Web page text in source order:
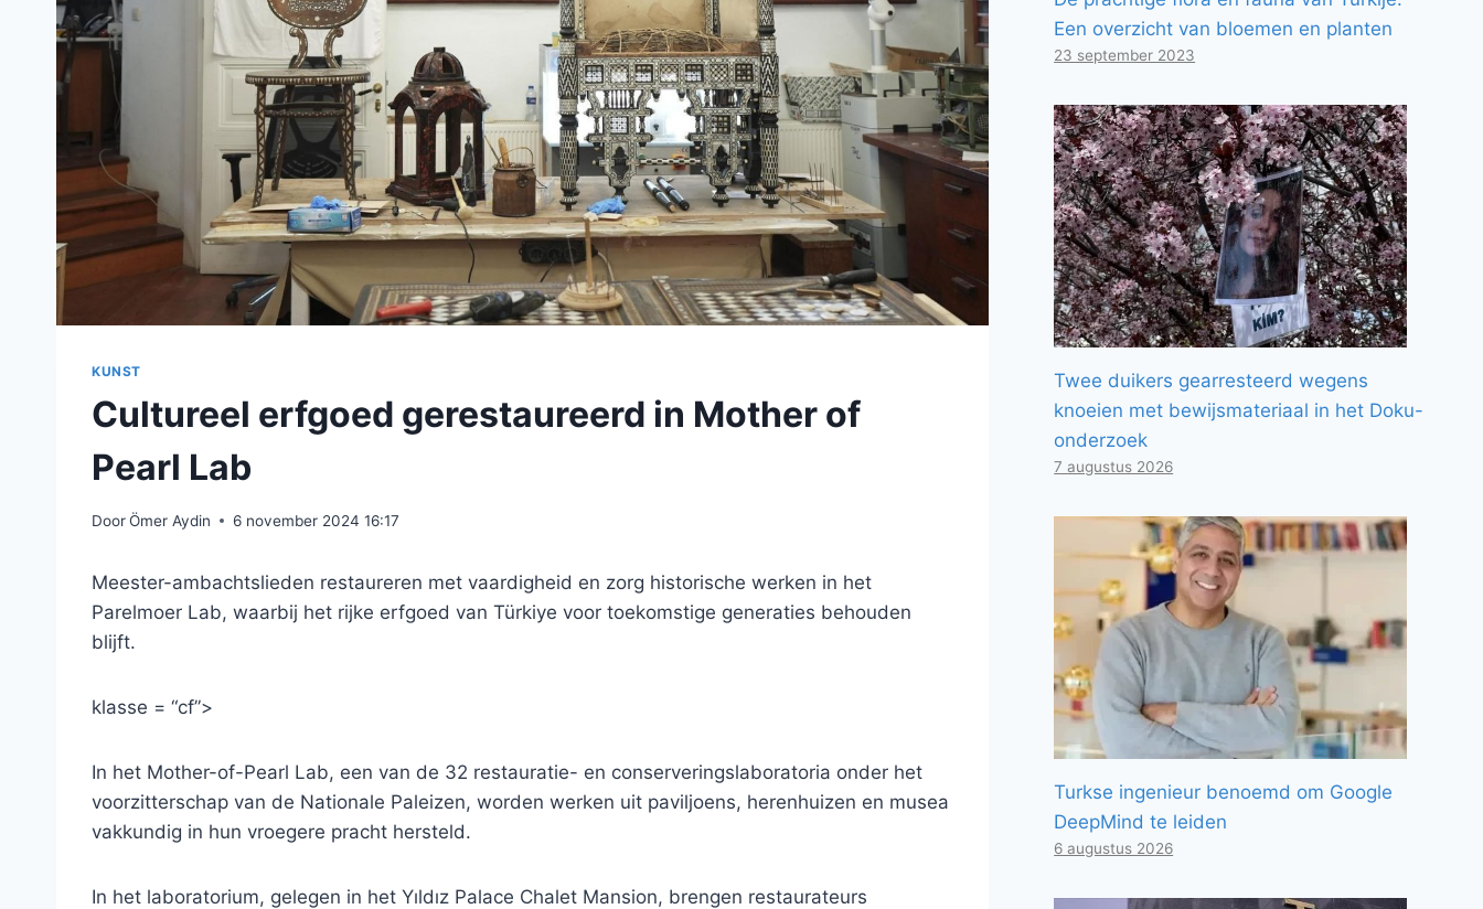
KUNST
Cultureel erfgoed gerestaureerd in Mother of
Pearl Lab
DoorÖmer Aydin 6 november 2024 16:17
Meester-ambachtslieden restaureren met vaardigheid en zorg historische werken in het
Parelmoer Lab, waarbij het rijke erfgoed van Türkiye voor toekomstige generaties behouden
blijft.
klasse = “cf”>
In het Mother-of-Pearl Lab, een van de 32 restauratie- en conserveringslaboratoria onder het
voorzitterschap van de Nationale Paleizen, worden werken uit paviljoens, herenhuizen en musea
vakkundig in hun vroegere pracht hersteld.
In het laboratorium, gelegen in het Yıldız Palace Chalet Mansion, brengen restaurateurs
Een overzicht van bloemen en planten
23 september 2023
Twee duikers gearresteerd wegens
knoeien met bewijsmateriaal in het Doku-
onderzoek
7 augustus 2026
Turkse ingenieur benoemd om Google
DeepMind te leiden
6 augustus 2026